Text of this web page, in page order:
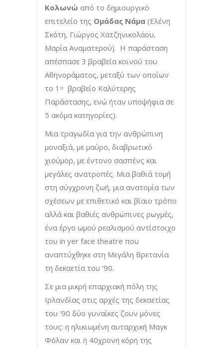
Κολωνώ από το δημιουργικό
επιτελείο της Ομάδας Νάμα (Ελένη
Σκότη, Γιώργος Χατζηνικολάου,
Μαρία Αναματερού). Η παράσταση
απέσπασε 3 βραβεία κοινού του
Αθηνοράματος, μεταξύ των οποίων
το 1 ο βραβείο Καλύτερης
Παράστασης, ενώ ήταν υποψήφια σε
5 ακόμα κατηγορίες).
Μια τραγωδία για την ανθρώπινη
μοναξιά, με μαύρο, διαβρωτικό
χιούμορ, με έντονο σασπένς και
μεγάλες ανατροπές. Μια βαθιά τομή
στη σύγχρονη ζωή, μια ανατομία των
σχέσεων με επιθετικό και βίαιο τρόπο
αλλά και βαθιές ανθρώπινες ρωγμές,
ένα έργο ωμού ρεαλισμού αντίστοιχο
του in yer face theatre που
αναπτύχθηκε στη Μεγάλη Βρετανία
τη δεκαετία του ‘90.
Σε μια μικρή επαρχιακή πόλη της
Ιρλανδίας στις αρχές της δεκαετίας
του ’90 δύο γυναίκες ζουν μόνες
τους: η ηλικιωμένη αυταρχική Μαγκ
Φόλαν και η 40χρονη κόρη της